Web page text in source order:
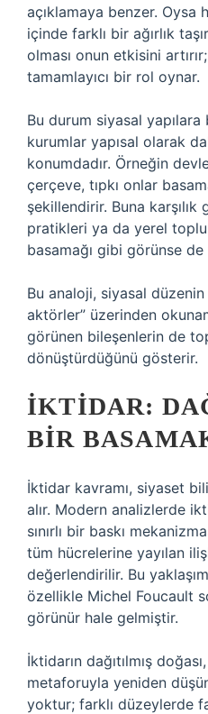
açıklamaya benzer. Oysa
içinde farklı bir ağırlık
olması onun etkisini
tamamlayıcı bir rol oynar.
Bu durum siyasal
kurumlar yapısal olarak
konumdadır. Örneğin
çerçeve, tıpkı onlar
şekillendirir. Buna
pratikleri ya da yerel
basamağı gibi görünse
Bu analoji, siyasal düzenin
aktörler” üzerinden
görünen bileşenlerin de
dönüştürdüğünü gösterir.
İKTIDAR:
BIR
İktidar kavramı, siyaset
alır. Modern analizlerde
sınırlı bir baskı
tüm hücrelerine yayılan
değerlendirilir. Bu
özellikle Michel Foucault
görünür hale gelmiştir.
İktidarın dağıtılmış
metaforuyla yeniden
yoktur; farklı düzeylerde